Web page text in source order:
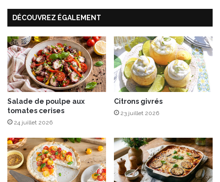
c
c
h
e
s
a
u
J
a
m
o
n
d
e
DÉCOUVREZ ÉGALEMENT
Salade de poulpe aux
tomates cerises
24 juillet 2026
Citrons givrés
23 juillet 2026